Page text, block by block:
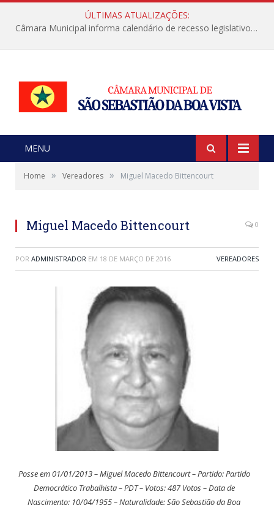
ÚLTIMAS ATUALIZAÇÕES:
Câmara Municipal informa calendário de recesso legislativo de julho
MENU
Home » Vereadores » Miguel Macedo Bittencourt
Miguel Macedo Bittencourt 0
POR ADMINISTRADOR EM 18 DE MARÇO DE 2016 VEREADORES
Posse em 01/01/2013 – Miguel Macedo Bittencourt – Partido: Partido
Democrático Trabalhista – PDT – Votos: 487 Votos – Data de
Nascimento: 10/04/1955 – Naturalidade: São Sebastião da Boa